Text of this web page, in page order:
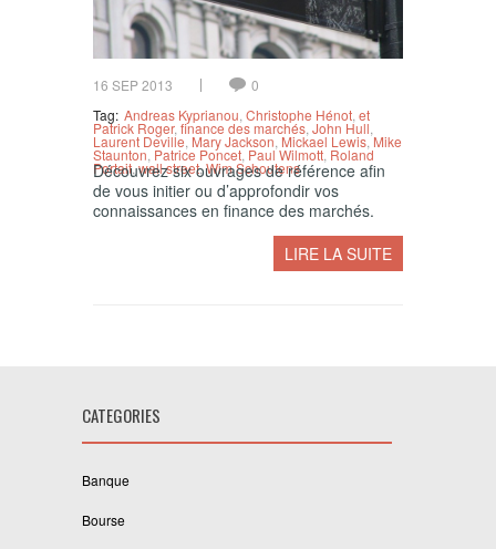
16 SEP 2013
0
Tag: Andreas Kyprianou Christophe Hénot et
Patrick Roger, finance des marchés John Hull
Laurent Deville Mary Jackson Mickael Lewis ,Mike
Staunton Patrice Poncet Paul Wilmott Roland
Portait,wall street,Wim Schoutens
Découvrez six ouvrages de référence afin
de vous initier ou d’approfondir vos
connaissances en finance des marchés.
LIRE LA SUITE
CATEGORIES
Banque
Bourse